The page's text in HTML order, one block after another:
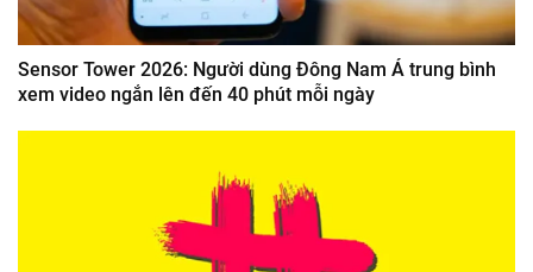
Sensor Tower 2026: Người dùng Đông Nam Á trung bình
xem video ngắn lên đến 40 phút mỗi ngày